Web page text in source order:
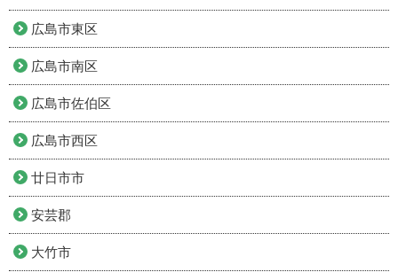
広島市東区
広島市南区
広島市佐伯区
広島市西区
廿日市市
安芸郡
大竹市